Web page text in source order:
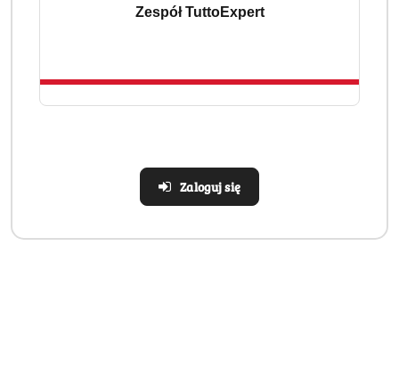
Realizacja: Strona, Social Media i Kampanie reklamowe |
Marketyzacja.pl
Strefa klienta
Zespół TuttoExpert
Zaloguj się